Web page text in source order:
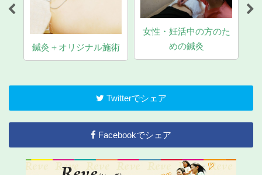
鍼灸＋オリジナル施術
女性・妊活中の方のた
めの鍼灸
Twitterでシェア
Facebookでシェア